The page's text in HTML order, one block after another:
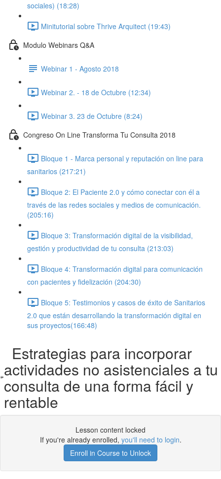
sociales) (18:28)
Minitutorial sobre Thrive Arquitect (19:43)
Modulo Webinars Q&A
Webinar 1 - Agosto 2018
Webinar 2. - 18 de Octubre (12:34)
Webinar 3. 23 de Octubre (8:24)
Congreso On Line Transforma Tu Consulta 2018
Bloque 1 - Marca personal y reputación on line para
sanitarios (217:21)
Bloque 2: El Paciente 2.0 y cómo conectar con él a
través de las redes sociales y medios de comunicación.
(205:16)
Bloque 3: Transformación digital de la visibilidad,
gestión y productividad de tu consulta (213:03)
Bloque 4: Transformación digital para comunicación
con pacientes y fidelización (204:30)
Bloque 5: Testimonios y casos de éxito de Sanitarios
2.0 que están desarrollando la transformación digital en
sus proyectos​​​​ (166:48)
Estrategias para incorporar
actividades no asistenciales a tu
consulta de una forma fácil y
rentable
Lesson content locked
If you're already enrolled, you'll need to login.
Enroll in Course to Unlock